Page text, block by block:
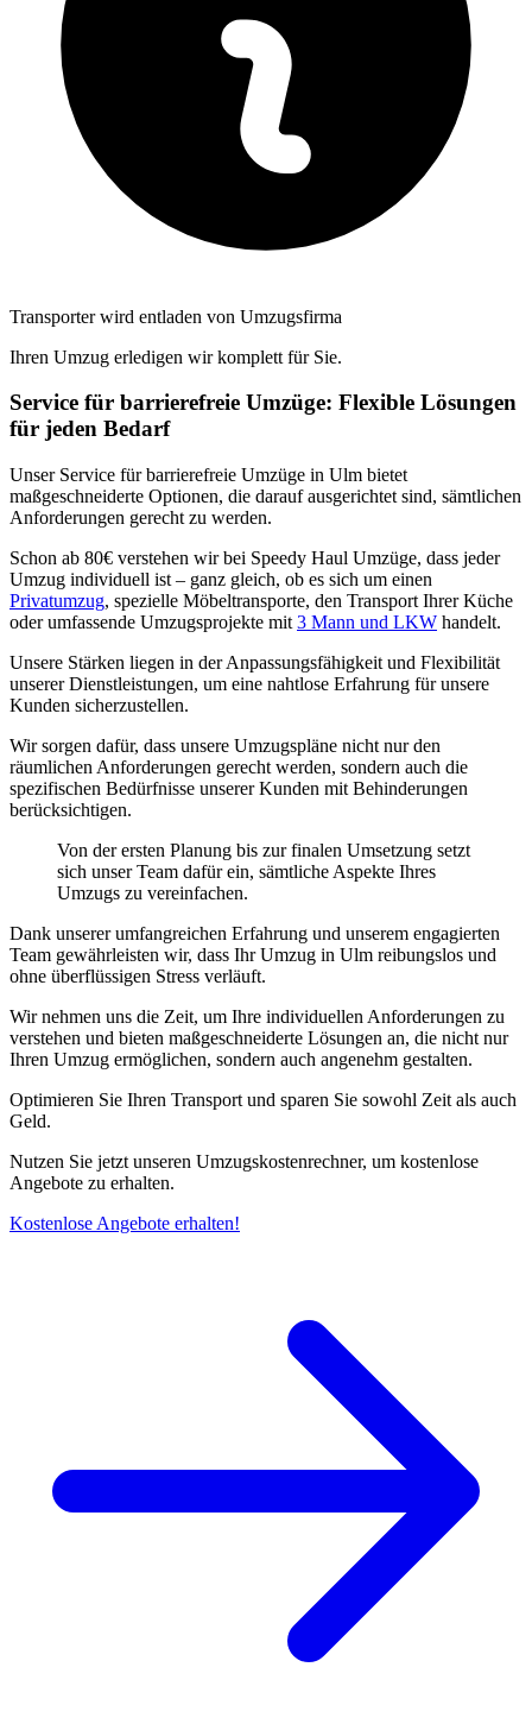
Transporter wird entladen von Umzugsfirma
Ihren Umzug erledigen wir komplett für Sie.
Service für barrierefreie Umzüge: Flexible Lösungen
für jeden Bedarf
Unser Service für barrierefreie Umzüge in Ulm bietet
maßgeschneiderte Optionen, die darauf ausgerichtet sind, sämtlichen
Anforderungen gerecht zu werden.
Schon ab 80€ verstehen wir bei Speedy Haul Umzüge, dass jeder
Umzug individuell ist – ganz gleich, ob es sich um einen
Privatumzug, spezielle Möbeltransporte, den Transport Ihrer Küche
oder umfassende Umzugsprojekte mit 3 Mann und LKW handelt.
Unsere Stärken liegen in der Anpassungsfähigkeit und Flexibilität
unserer Dienstleistungen, um eine nahtlose Erfahrung für unsere
Kunden sicherzustellen.
Wir sorgen dafür, dass unsere Umzugspläne nicht nur den
räumlichen Anforderungen gerecht werden, sondern auch die
spezifischen Bedürfnisse unserer Kunden mit Behinderungen
berücksichtigen.
Von der ersten Planung bis zur finalen Umsetzung setzt
sich unser Team dafür ein, sämtliche Aspekte Ihres
Umzugs zu vereinfachen.
Dank unserer umfangreichen Erfahrung und unserem engagierten
Team gewährleisten wir, dass Ihr Umzug in Ulm reibungslos und
ohne überflüssigen Stress verläuft.
Wir nehmen uns die Zeit, um Ihre individuellen Anforderungen zu
verstehen und bieten maßgeschneiderte Lösungen an, die nicht nur
Ihren Umzug ermöglichen, sondern auch angenehm gestalten.
Optimieren Sie Ihren Transport und sparen Sie sowohl Zeit als auch
Geld.
Nutzen Sie jetzt unseren Umzugskostenrechner, um kostenlose
Angebote zu erhalten.
Kostenlose Angebote erhalten!